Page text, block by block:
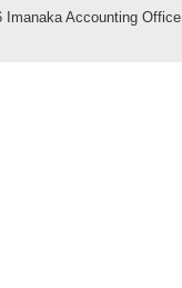
Imanaka Accounting